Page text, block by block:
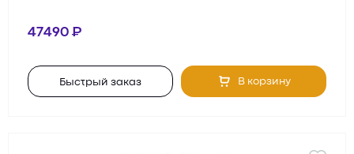
47490
Быстрый заказ В корзину